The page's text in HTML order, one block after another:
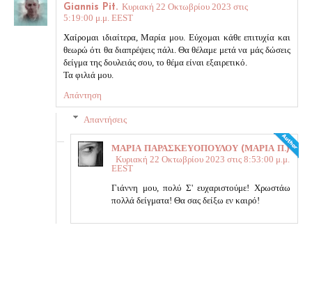
Giannis Pit. Κυριακή 22 Οκτωβρίου 2023 στις
5:19:00 μ.μ. EEST
Χαίρομαι ιδιαίτερα, Μαρία μου. Εύχομαι κάθε επιτυχία και
θεωρώ ότι θα διαπρέψεις πάλι. Θα θέλαμε μετά να μάς δώσεις
δείγμα της δουλειάς σου, το θέμα είναι εξαιρετικό.
Τα φιλιά μου.
Απάντηση
Απαντήσεις
ΜΑΡΙΑ ΠΑΡΑΣΚΕΥΟΠΟΥΛΟΥ (ΜΑΡΙΑ Π.)
Κυριακή 22 Οκτωβρίου 2023 στις 8:53:00 μ.μ.
EEST
Γιάννη μου, πολύ Σ' ευχαριστούμε! Χρωστάω
πολλά δείγματα! Θα σας δείξω εν καιρό!